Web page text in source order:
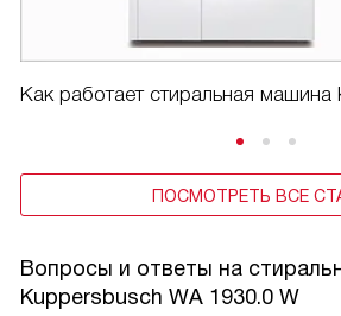
Как работает стиральная
ПОСМОТРЕТЬ ВСЕ
Вопросы и ответы на
Kuppersbusch WA 1930.0 W